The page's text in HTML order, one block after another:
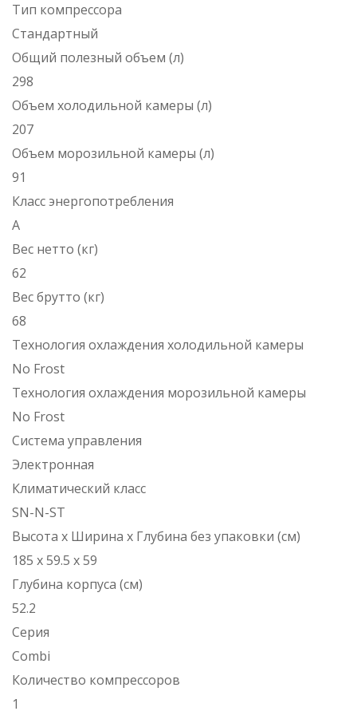
Тип компрессора
Стандартный
Общий полезный объем (л)
298
Объем холодильной камеры (л)
207
Объем морозильной камеры (л)
91
Класс энергопотребления
A
Вес нетто (кг)
62
Вес брутто (кг)
68
Технология охлаждения холодильной камеры
No Frost
Технология охлаждения морозильной камеры
No Frost
Система управления
Электронная
Климатический класс
SN-N-ST
Высота х Ширина х Глубина без упаковки (см)
185 х 59.5 х 59
Глубина корпуса (см)
52.2
Серия
Combi
Количество компрессоров
1